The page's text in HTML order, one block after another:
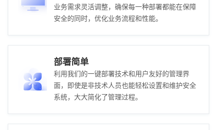
业务需求灵活调整，确保每一种部署都能在保障
安全的同时，优化业务流程和性能。
部署简单
利用我们的一键部署技术和用户友好的管理界
面，即使是非技术人员也能轻松设置和维护安全
系统，大大简化了管理过程。